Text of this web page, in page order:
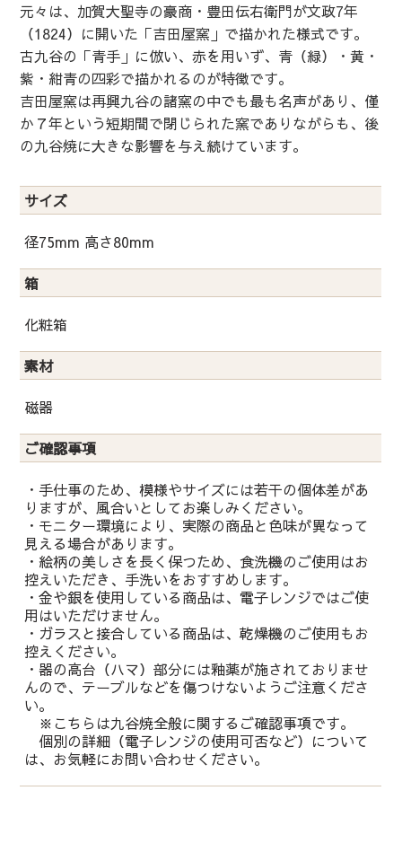
元々は、加賀大聖寺の豪商・豊田伝右衛門が文政7年
（1824）に開いた「吉田屋窯」で描かれた様式です。
古九谷の「青手」に倣い、赤を用いず、青（緑）・黄・
紫・紺青の四彩で描かれるのが特徴です。
吉田屋窯は再興九谷の諸窯の中でも最も名声があり、僅
か７年という短期間で閉じられた窯でありながらも、後
の九谷焼に大きな影響を与え続けています。
サイズ
径75mm 高さ80mm
箱
化粧箱
素材
磁器
ご確認事項
・手仕事のため、模様やサイズには若干の個体差があ
りますが、風合いとしてお楽しみください。
・モニター環境により、実際の商品と色味が異なって
見える場合があります。
・絵柄の美しさを長く保つため、食洗機のご使用はお
控えいただき、手洗いをおすすめします。
・金や銀を使用している商品は、電子レンジではご使
用はいただけません。
・ガラスと接合している商品は、乾燥機のご使用もお
控えください。
・器の高台（ハマ）部分には釉薬が施されておりませ
んので、テーブルなどを傷つけないようご注意くださ
い。
※こちらは九谷焼全般に関するご確認事項です。
個別の詳細（電子レンジの使用可否など）について
は、お気軽にお問い合わせください。